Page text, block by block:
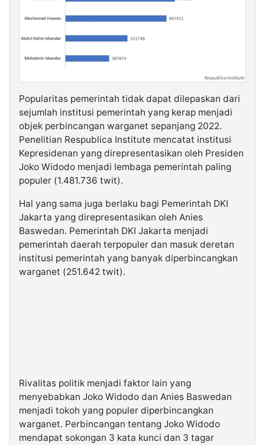
Popularitas pemerintah tidak dapat dilepaskan dari
sejumlah institusi pemerintah yang kerap menjadi
objek perbincangan warganet sepanjang 2022.
Penelitian Respublica Institute mencatat institusi
Kepresidenan yang direpresentasikan oleh Presiden
Joko Widodo menjadi lembaga pemerintah paling
populer (1.481.736 twit).
Hal yang sama juga berlaku bagi Pemerintah DKI
Jakarta yang direpresentasikan oleh Anies
Baswedan. Pemerintah DKI Jakarta menjadi
pemerintah daerah terpopuler dan masuk deretan
institusi pemerintah yang banyak diperbincangkan
warganet (251.642 twit).
Rivalitas politik menjadi faktor lain yang
menyebabkan Joko Widodo dan Anies Baswedan
menjadi tokoh yang populer diperbincangkan
warganet. Perbincangan tentang Joko Widodo
mendapat sokongan 3 kata kunci dan 3 tagar